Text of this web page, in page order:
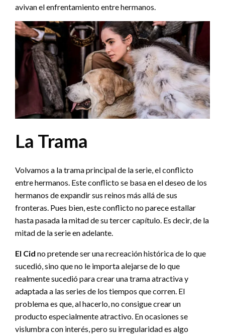
avivan el enfrentamiento entre hermanos.
La Trama
Volvamos a la trama principal de la serie, el conflicto
entre hermanos. Este conflicto se basa en el deseo de los
hermanos de expandir sus reinos más allá de sus
fronteras. Pues bien, este conflicto no parece estallar
hasta pasada la mitad de su tercer capítulo. Es decir, de la
mitad de la serie en adelante.
El Cid no pretende ser una recreación histórica de lo que
sucedió, sino que no le importa alejarse de lo que
realmente sucedió para crear una trama atractiva y
adaptada a las series de los tiempos que corren. El
problema es que, al hacerlo, no consigue crear un
producto especialmente atractivo. En ocasiones se
vislumbra con interés, pero su irregularidad es algo